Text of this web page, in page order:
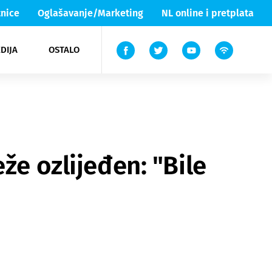
Oglašavanje/Marketing NL online i pretplata
OSTALO
Lika & Senj
TV
ozlijeđen: "Bile